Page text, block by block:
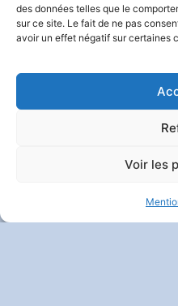
des données telles que le
sur ce site. Le fait de ne pas
avoir un effet négatif sur certaines
Voir les